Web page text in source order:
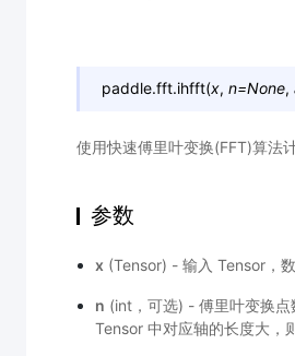
paddle.fft.ihfft(x, n=None,
使用快速傅里叶变换(FFT)算法
参数
x (Tensor) - 输入 Tensor，数
n (int，可选) - 傅里叶变换点
Tensor 中对应轴的长度大，